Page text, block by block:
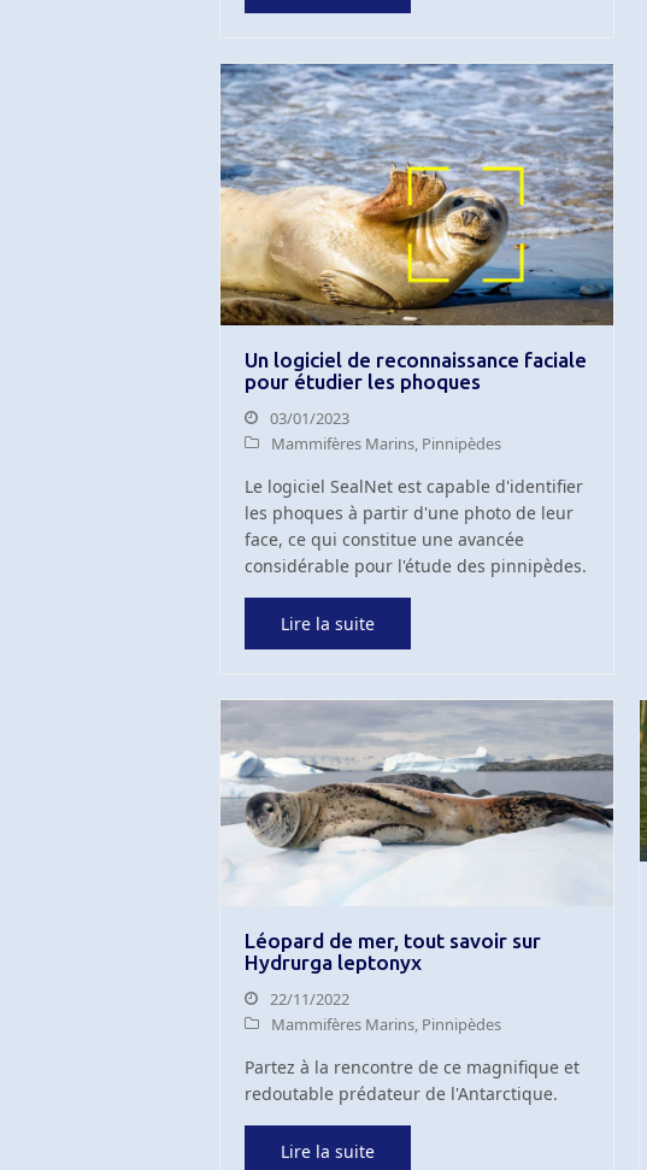
Un logiciel de reconnaissance faciale
pour étudier les phoques
03/01/2023
Mammifères Marins, Pinnipèdes
Le logiciel SealNet est capable d'identifier
les phoques à partir d'une photo de leur
face, ce qui constitue une avancée
considérable pour l'étude des pinnipèdes.
Lire la suite
Léopard de mer, tout savoir sur
Hydrurga leptonyx
22/11/2022
Mammifères Marins, Pinnipèdes
Partez à la rencontre de ce magnifique et
redoutable prédateur de l'Antarctique.
Lire la suite